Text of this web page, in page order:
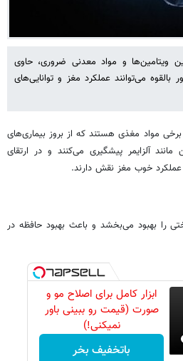
ویتامین‌ها و مواد معدنی ضروری، حاوی
می‌توانند عملکرد مغز و توانایی‌های
برخی مواد مغذی هستند که از بروز بیماری‌های
آلزایمر پیشگیری می‌کنند و در ارتقای
خوب مغز نقش دارند.
را بهبود می‌بخشد و باعث بهبود حافظه در
ابزار کامل برای اصلاح مو و
صورت (قیمت رو ببینی باور
نمیکنی!)
باتخفیف بخر